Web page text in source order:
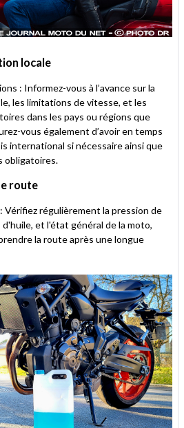
locale
: Informez-vous à l’avance sur la
les limitations de vitesse, et les
dans les pays ou régions que
vous également d’avoir en temps
international si nécessaire ainsi que
obligatoires.
route
Vérifiez régulièrement la pression de
d'huile, et l'état général de la moto,
la route après une longue